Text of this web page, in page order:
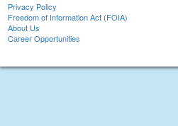
Privacy Policy
Freedom of Information Act (FOIA)
About Us
Career Opportunities